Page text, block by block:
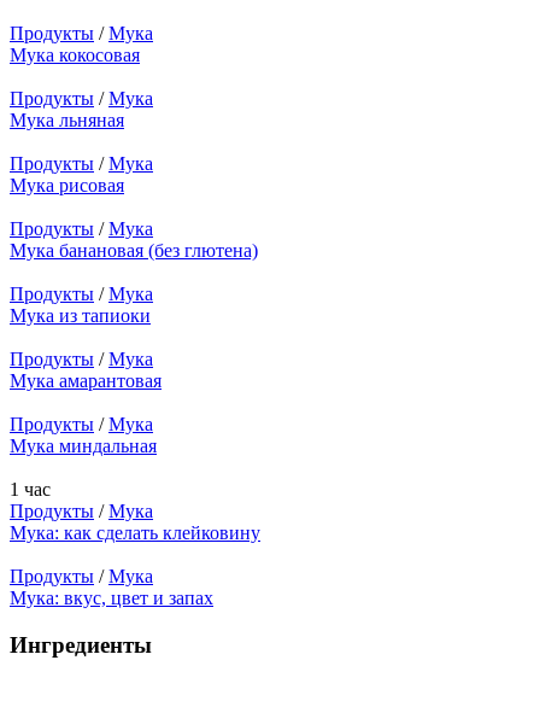
Продукты /Мука
Мука кокосовая
Продукты /Мука
Мука льняная
Продукты /Мука
Мука рисовая
Продукты /Мука
Мука банановая (без глютена)
Продукты /Мука
Мука из тапиоки
Продукты /Мука
Мука амарантовая
Продукты /Мука
Мука миндальная
1 час
Продукты /Мука
Мука: как сделать клейковину
Продукты /Мука
Мука: вкус, цвет и запах
Ингредиенты